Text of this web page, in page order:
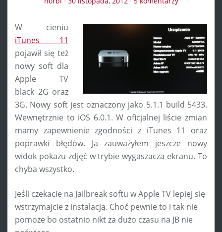
W cieniu
iTunes 11
pojawił się też
nowy soft dla
Apple TV
black 2G oraz
3G. Nowy soft jest oznaczony jako 5.1.1 build 5433.
Wewnętrznie to iOS 6.0.1. W oficjalnej liście zmian
mamy zapewnienie zgodności z iTunes 11 oraz
poprawki błędów. Ja zauważyłem jeszcze nowy
widok pokazu zdjęć w trybie wygaszacza ekranu. To
chyba wszystko.
Jeśli czekacie na Jailbreak softu w Apple TV lepiej się
wstrzymajcie z instalacją. Choć pewnie to i tak nie
pomoże bo ostatnio nikt za dużo czasu na JB nie